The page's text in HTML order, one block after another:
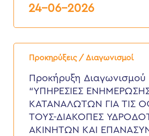
24-06-2026
Προκηρύξεις / Διαγωνισμοί
Προκήρυξη
Διαγωνισμού
ΕΝΗΜΕΡΩΣΗΣ
ΚΑΤΑΝΑΛΩΤΩΝ
ΟΦΕΙΛΕΣ
ΤΟΥΣ-
ΔΙΑΚΟΠΕΣ
Προκήρυξη Διαγωνισμού
“ΥΠΗΡΕΣΙΕΣ
ΚΑΤΑΝΑΛΩΤΩΝ ΓΙΑ ΤΙΣ
ΤΟΥΣ-ΔΙΑΚΟΠΕΣ
ΑΚΙΝΗΤΩΝ ΚΑΙ